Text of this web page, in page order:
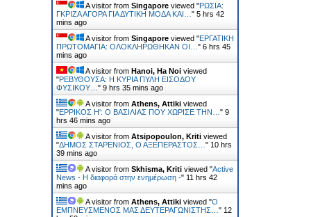
A visitor from Singapore viewed "ΡΩΣΙΑ:
ΓΚΡΙΖΑ ΑΓΟΡΑ ΓΙΑ ΔΥΤΙΚΗ ΜΟΔΑ ΚΑΙ… " 5 hrs 42
mins ago
A visitor from Singapore viewed "ΕΡΓΑΤΙΚΗ
ΠΡΩΤΟΜΑΓΙΑ: ΟΛΟΚΛΗΡΩΘΗΚΑΝ ΟΙ… " 6 hrs 45
mins ago
A visitor from Hanoi, Ha Noi viewed
"ΡΕΒΥΘΟΥΣΑ: H ΚΥΡΙΑ ΠΥΛΗ ΕΙΣΟΔΟΥ
ΦΥΣΙΚΟΥ… " 9 hrs 35 mins ago
A visitor from Athens, Attiki viewed
"ΕΡΡΙΚΟΣ H': Ο ΒΑΣΙΛΙΑΣ ΠΟΥ ΧΩΡΙΣΕ ΤΗΝ… " 9
hrs 46 mins ago
A visitor from Atsipopoulon, Kriti viewed
"ΔΗΜΟΣ ΣΤΑΡΕΝΙΟΣ, Ο ΑΞΕΠΕΡΑΣΤΟΣ… " 10 hrs
39 mins ago
A visitor from Skhisma, Kriti viewed "Active
News - Η διαφορά στην ενημέρωση -" 11 hrs 42
mins ago
A visitor from Athens, Attiki viewed "Ο
ΕΜΠΝΕΥΣΜΕΝΟΣ ΜΑΣ ΔΕΥΤΕΡΑΓΩΝΙΣΤΗΣ… " 12